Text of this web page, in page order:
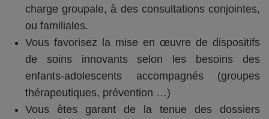
charge groupale, à des consultations conjointes,
ou familiales.
Vous favorisez la mise en œuvre de dispositifs
de soins innovants selon les besoins des
enfants-adolescents accompagnés (groupes
thérapeutiques, prévention …)
Vous êtes garant de la tenue des dossiers